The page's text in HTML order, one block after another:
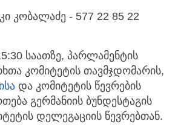
კობალაძე - 577 22 85 22
საათზე, პარლამენტის
კომიტეტის თავმჯდომარის,
და კომიტეტის წევრების
გერმანიის ბუნდესტაგის
დელეგაციის წევრებთან.